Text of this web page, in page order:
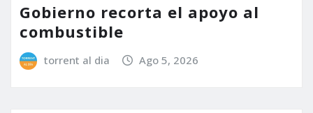
Gobierno recorta el apoyo al
combustible
torrent al dia Ago 5, 2026